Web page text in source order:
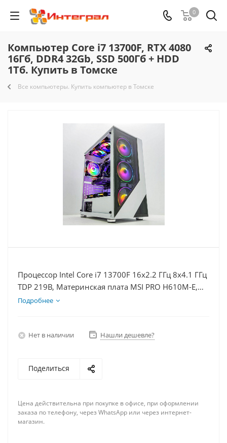
0
Компьютер Core i7 13700F, RTX 4080
16Гб, DDR4 32Gb, SSD 500Гб + HDD
1Тб. Купить в Томске
Все компьютеры. Купить компьютер в Томске
Процессор Intel Core i7 13700F 16x2.2 ГГц 8x4.1 ГГц
TDP 219В, Материнская плата MSI PRO H610M-E,
Видеокарта RTX 4080 16Гб, Память DDR4 32Gb,
Подробнее
Нет в наличии Нашли дешевле?
Поделиться
Цена действительна при покупке в офисе, при оформлении
заказа по телефону, через WhatsApp или через интернет-
магазин.